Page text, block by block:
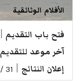
الأفلام الوثائقية
فتح باب التقديم
آخر موعد للتقديم
إعلان النتائج 31 / 8 / 2026